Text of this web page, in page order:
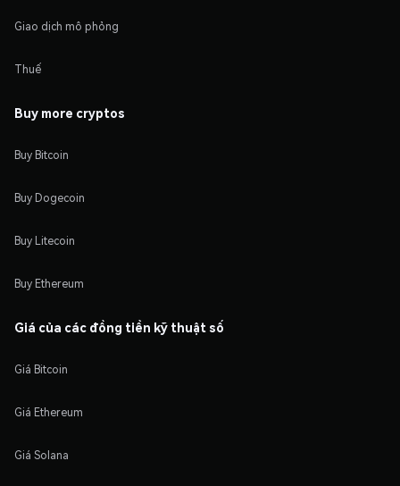
Giao dịch mô phỏng
Thuế
Buy more cryptos
Buy Bitcoin
Buy Dogecoin
Buy Litecoin
Buy Ethereum
Giá của các đồng tiền kỹ thuật số
Giá Bitcoin
Giá Ethereum
Giá Solana